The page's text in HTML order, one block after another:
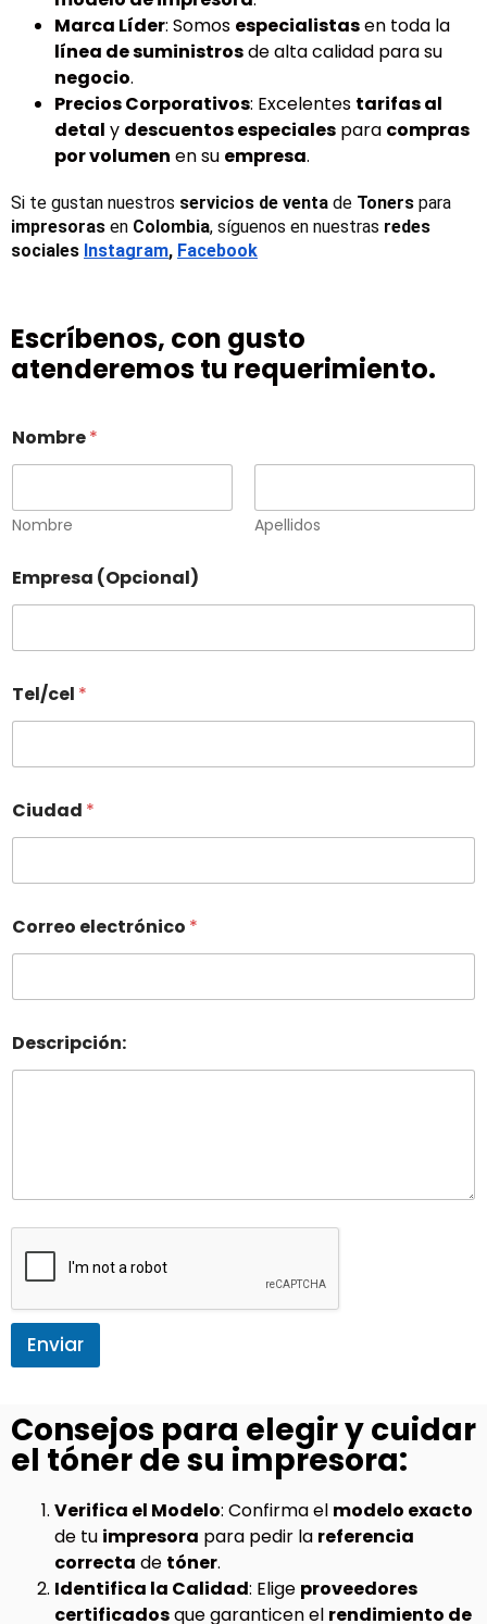
Marca Líder: Somos especialistasen toda la
línea de suministrosde alta calidad para su
negocio.
Precios Corporativos: Excelentes tarifas al
detal y descuentos especiales para compras
por volumen en su empresa.
Si te gustan nuestros servicios de venta de Toners
impresoras en Colombia, síguenos en nuestras redes
sociales Instagram, Facebook
Escríbenos, con gusto
atenderemos tu requerimiento.
Nombre*
Nombre Apellidos
Empresa (Opcional)
Tel/cel *
Ciudad *
Correo electrónico *
Descripción:
Enviar
Consejos para elegir y cuidar
el tóner de su impresora:
Verifica el Modelo: Confirma el modelo exacto
de tu impresora para pedir la referencia
correcta de tóner.
Identifica la Calidad: Elige proveedores
certificadosque garanticen el rendimiento de